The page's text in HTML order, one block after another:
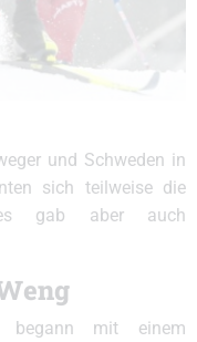
und Schweden in
sich teilweise die
es gab aber auch
begann mit einem